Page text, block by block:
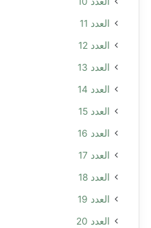
العدد 11
العدد 12
العدد 13
العدد 14
العدد 15
العدد 16
العدد 17
العدد 18
العدد 19
العدد 20